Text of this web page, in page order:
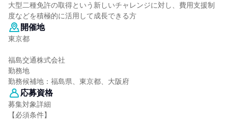
大型二種免許の取得という新しいチャレンジに対し、費用支援制
度などを積極的に活用して成長できる方
開催地
東京都
福島交通株式会社
勤務地
勤務候補地：福島県、東京都、大阪府
応募資格
募集対象詳細
【必須条件】